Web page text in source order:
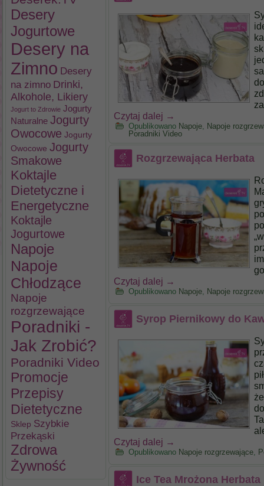
Desery
Jogurtowe
Desery na
Zimno Desery
na zimno Drinki,
Alkohole, Likiery
Jogurt to Zdrowie Jogurty
Naturalne Jogurty
Owocowe Jogurty
Owocowe Jogurty
Smakowe
Koktajle
Dietetyczne i
Energetyczne
Koktajle
Jogurtowe
Napoje
Napoje
Chłodzące
Napoje
rozgrzewające
Poradniki -
Jak Zrobić?
Poradniki Video
Promocje
Przepisy
Dietetyczne
Sklep Szybkie
Przekąski
Zdrowa
Żywność
Czytaj dalej →
Opublikowano Napoje, Napoje
Poradniki Video
Rozgrzewająca Herbata
Czytaj dalej →
Opublikowano Napoje, Napoje
Syrop Piernikowy do
Czytaj dalej →
Opublikowano Napoje rozgrzewające,
Ice Tea Mrożona